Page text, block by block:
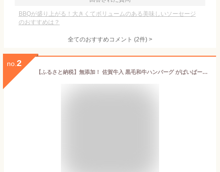
BBQが盛り上がる！大きくてボリュームのある美味しいソーセージ
のおすすめは？
全てのおすすめコメント (2件) >
no. 2
【ふるさと納税】無添加！ 佐賀牛入 黒毛和牛ハンバーグ がばいばーぐ 6個 840g 〜 12個 1.68kg | 無添加 小分け 大容量 冷凍 真空パック 個包装 個別包装 国産 黒毛和牛 無添加 ボリューム 肉汁 ジューシー 生ハンバーグ 石丸食肉産業